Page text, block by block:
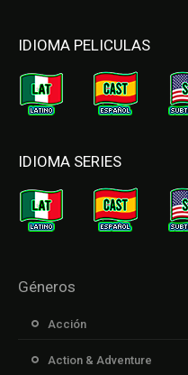
IDIOMA PELICULAS
IDIOMA SERIES
Géneros
Acción
Action & Adventure